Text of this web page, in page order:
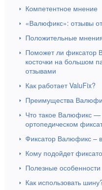
Компетентное мнение
«Валюфикс»: отзывы
Положительные
Поможет ли фиксатор
косточки на большом
отзывами
Как работает ValuFix?
Преимущества
Что такое Валюфикс
ортопедическом
Фиксатор Валюфикс –
Кому подойдет
Полезные особенности
Как использовать